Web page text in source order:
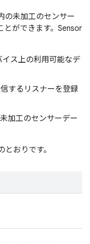
の未加工のセンサー
とができます。Sensor
ス上の利用可能なデ
するリスナーを登録
加工のセンサーデー
おりです。